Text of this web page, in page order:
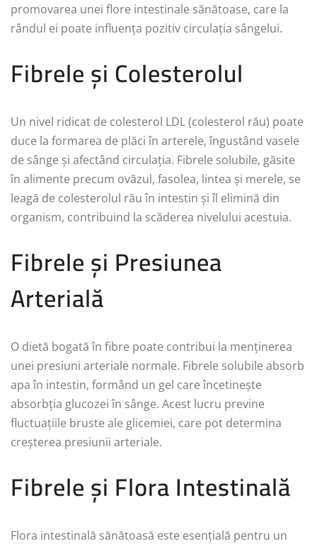
promovarea unei flore intestinale sănătoase, care la
rândul ei poate influența pozitiv circulația sângelui.
Fibrele și Colesterolul
Un nivel ridicat de colesterol LDL (colesterol rău) poate
duce la formarea de plăci în arterele, îngustând vasele
de sânge și afectând circulația. Fibrele solubile, găsite
în alimente precum ovăzul, fasolea, lintea și merele, se
leagă de colesterolul rău în intestin și îl elimină din
organism, contribuind la scăderea nivelului acestuia.
Fibrele și Presiunea
Arterială
O dietă bogată în fibre poate contribui la menținerea
unei presiuni arteriale normale. Fibrele solubile absorb
apa în intestin, formând un gel care încetinește
absorbția glucozei în sânge. Acest lucru previne
fluctuațiile bruste ale glicemiei, care pot determina
creșterea presiunii arteriale.
Fibrele și Flora Intestinală
Flora intestinală sănătoasă este esențială pentru un